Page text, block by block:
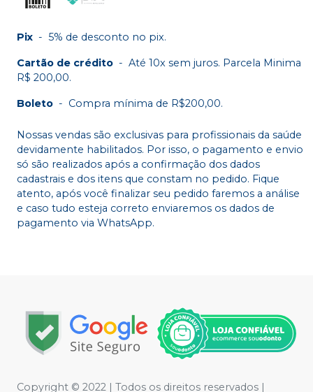
Pix - 5% de desconto no pix.
Cartão de crédito - Até 10x sem juros. Parcela Minima
R$ 200,00.
Boleto - Compra mínima de R$200,00.
Nossas vendas são exclusivas para profissionais da saúde
devidamente habilitados. Por isso, o pagamento e envio
só são realizados após a confirmação dos dados
cadastrais e dos itens que constam no pedido. Fique
atento, após você finalizar seu pedido faremos a análise
e caso tudo esteja correto enviaremos os dados de
pagamento via WhatsApp.
Copyright © 2022 | Todos os direitos reservados |